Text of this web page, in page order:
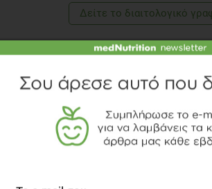
Δείτε το διαιτολογικό
TOPICS